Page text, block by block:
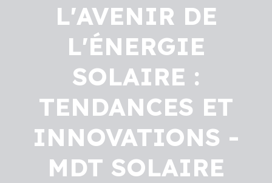
L'AVENIR DE
L'ÉNERGIE
SOLAIRE :
TENDANCES ET
INNOVATIONS -
MDT SOLAIRE